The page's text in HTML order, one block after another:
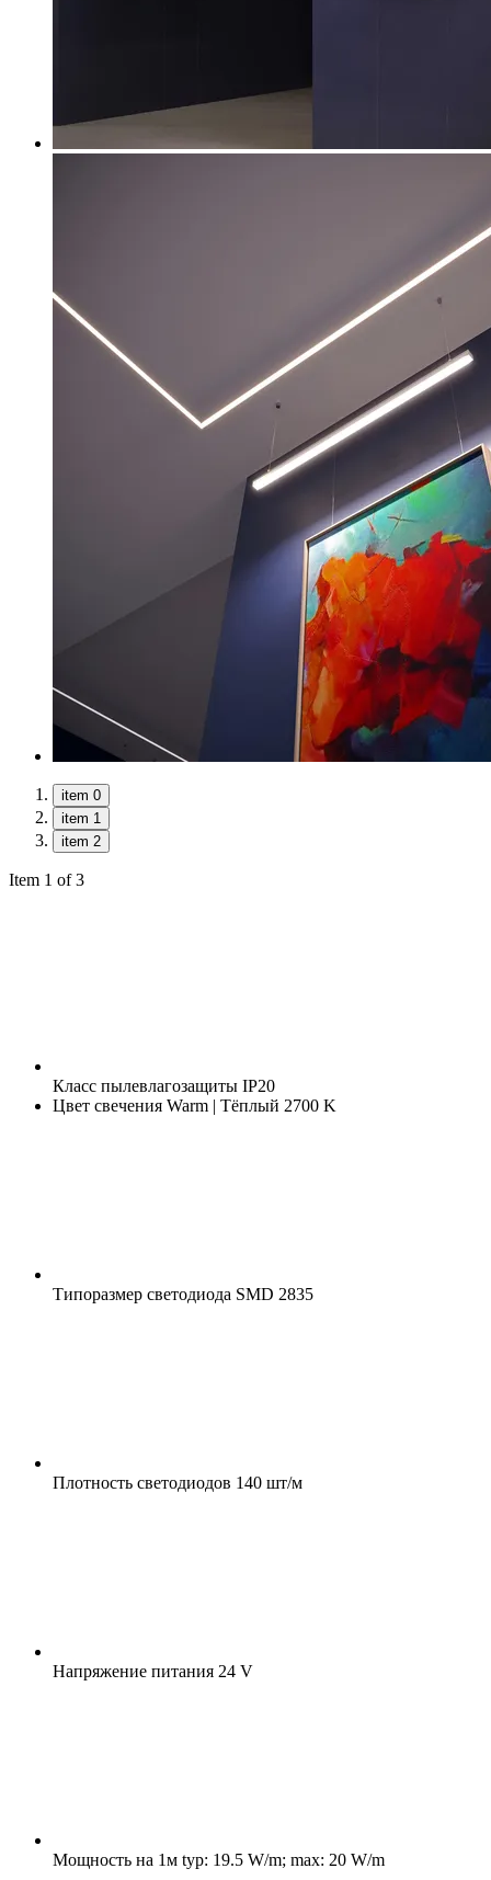
item 0
item 1
item 2
Item 1 of 3
Класс пылевлагозащиты IP20
Цвет свечения Warm | Тёплый 2700 K
Типоразмер светодиода SMD 2835
Плотность светодиодов 140 шт/м
Напряжение питания 24 V
Мощность на 1м typ: 19.5 W/m; max: 20 W/m